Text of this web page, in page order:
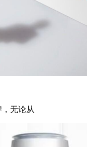
无论从